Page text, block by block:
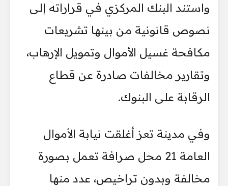
واستند البنك المركزي في قراراته إلى
نصوص قانونية من بينها تشريعات
مكافحة غسيل الأموال وتمويل الإرهاب،
وتقارير مخالفات صادرة عن قطاع
الرقابة على البنوك.
وفي مدينة تعز أغلقت نيابة الأموال
العامة 21 محل صرافة تعمل بصورة
مخالفة وبدون تراخيص، عدد منها